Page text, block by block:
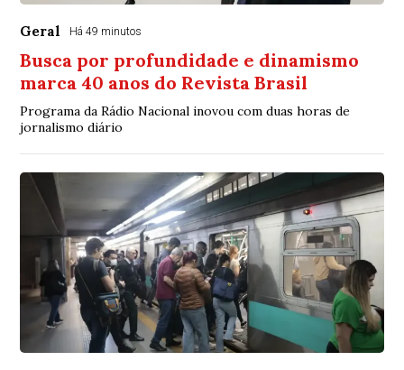
Geral Há 49 minutos
Busca por profundidade e dinamismo
marca 40 anos do Revista Brasil
Programa da Rádio Nacional inovou com duas horas de
jornalismo diário